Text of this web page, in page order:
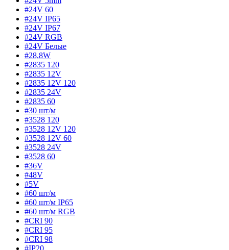
#24V 60
#24V IP65
#24V IP67
#24V RGB
#24V Белые
#28,8W
#2835 120
#2835 12V
#2835 12V 120
#2835 24V
#2835 60
#30 шт/м
#3528 120
#3528 12V 120
#3528 12V 60
#3528 24V
#3528 60
#36V
#48V
#5V
#60 шт/м
#60 шт/м IP65
#60 шт/м RGB
#CRI 90
#CRI 95
#CRI 98
#IP20